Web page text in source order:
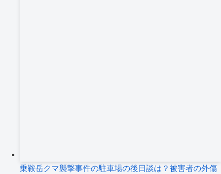
乗鞍岳クマ襲撃事件の駐車場の後日談は？被害者の外傷